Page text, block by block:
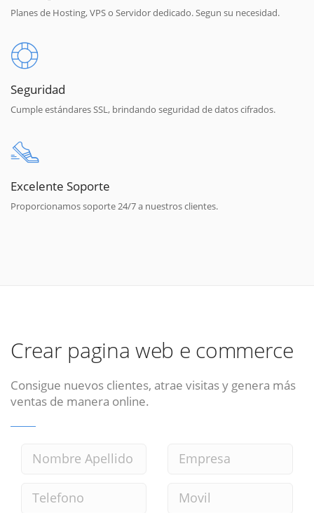
Planes de Hosting, VPS o Servidor dedicado. Segun su necesidad.
Seguridad
Cumple estándares SSL, brindando seguridad de datos cifrados.
Excelente Soporte
Proporcionamos soporte 24/7 a nuestros clientes.
Crear pagina web e commerce
Consigue nuevos clientes, atrae visitas y genera más
ventas de manera online.